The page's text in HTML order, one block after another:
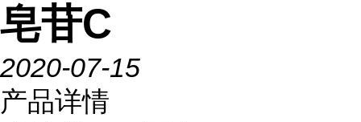
皂苷C
2020-07-15
产品详情